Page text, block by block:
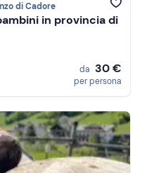
di Cadore
in provincia di
da 30 €
per persona